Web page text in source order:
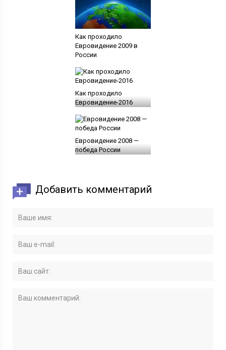
Как проходило
Евровидение 2009 в
России
Как проходило
Евровидение-2016
Евровидение 2008 —
победа России
Добавить комментарий